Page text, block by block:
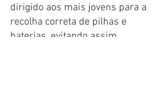
dirigido aos mais jovens para a
recolha correta de pilhas e
baterias, evitando assim